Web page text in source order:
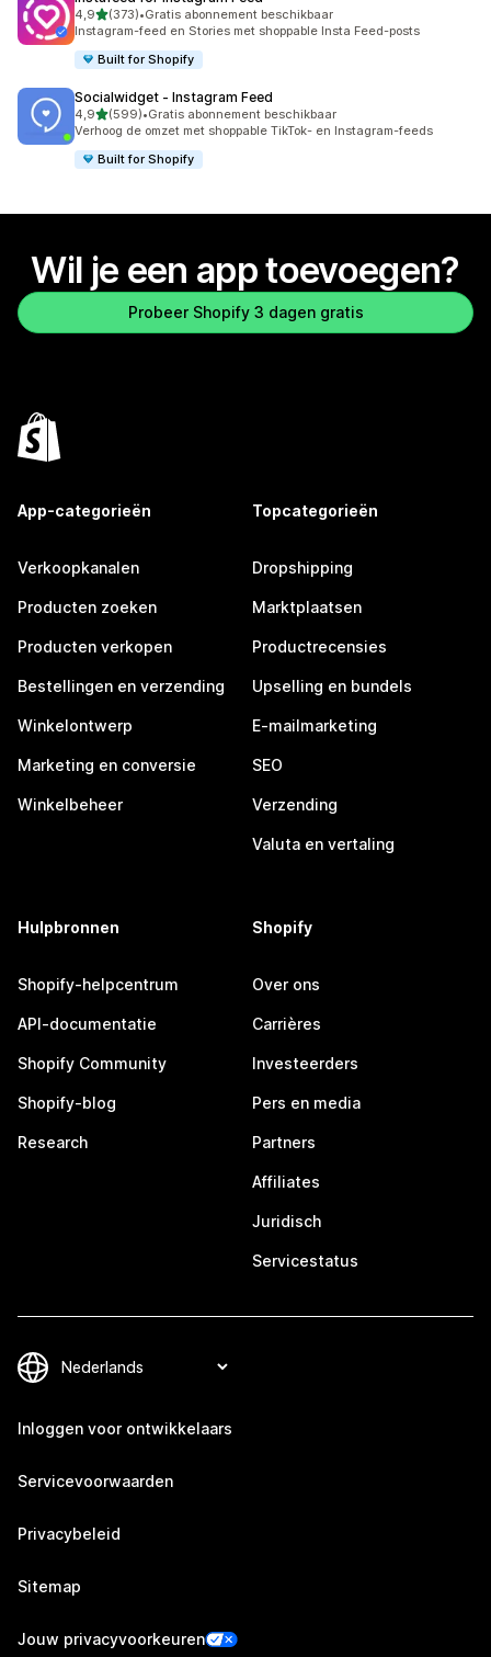
4,9van 5 sterren
(373)
373 recensies in totaal
•Gratis abonnement beschikbaar
Instagram-feed en Stories met shoppable Insta Feed-posts
Built for Shopify
Socialwidget ‑ Instagram Feed
4,9van 5 sterren
(599)
599 recensies in totaal
•Gratis abonnement beschikbaar
Verhoog de omzet met shoppable TikTok- en Instagram-feeds
Built for Shopify
Wil je een app toevoegen?
Probeer Shopify 3 dagen gratis
App-categorieën
Verkoopkanalen
Producten zoeken
Producten verkopen
Bestellingen en verzending
Winkelontwerp
Marketing en conversie
Winkelbeheer
Topcategorieën
Dropshipping
Marktplaatsen
Productrecensies
Upselling en bundels
E-mailmarketing
SEO
Verzending
Valuta en vertaling
Hulpbronnen
Shopify-helpcentrum
API-documentatie
Shopify Community
Shopify-blog
Research
Shopify
Over ons
Carrières
Investeerders
Pers en media
Partners
Affiliates
Juridisch
Servicestatus
Inloggen voor ontwikkelaars
Servicevoorwaarden
Privacybeleid
Sitemap
Jouw privacyvoorkeuren